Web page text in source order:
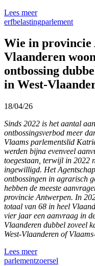
Lees meer
erfbelastingparlement
Wie in provincie
Vlaanderen
ontbossing
in West-
18/04/26
Sinds 2022 is het aantal
ontbossingsverbod meer
Vlaams parlementslid
werden bijna evenveel
toegestaan, terwijl in 2022
ingewilligd. Het
ontbossingen in agrarisch
hebben de meeste
provincie Antwerpen. In
totaal van 68 in heel
vier jaar een aanvraag in
Vlaanderen dubbel zoveel
West-Vlaanderen of
Lees meer
parlementzoersel